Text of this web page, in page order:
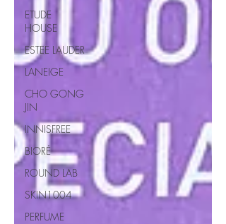
ETUDE
HOUSE
ESTEE LAUDER
LANEIGE
CHO GONG
JIN
INNISFREE
BIORÉ
ROUND LAB
SKIN1004
PERFUME